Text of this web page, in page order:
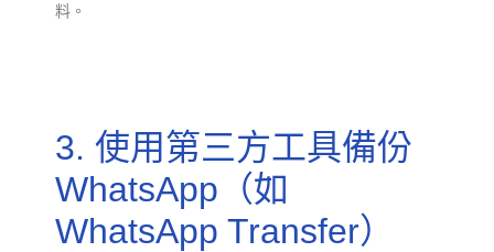
料。
3. 使用第三方工具備份
WhatsApp（如
WhatsApp Transfer）